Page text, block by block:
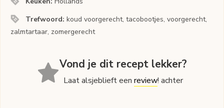
Trefwoord:koud voorgerecht, tacobootjes, voorgerecht,
zalmtartaar, zomergerecht
Vond je dit recept lekker?
Laat alsjeblieft eenreview! achter